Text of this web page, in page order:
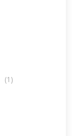
(1)